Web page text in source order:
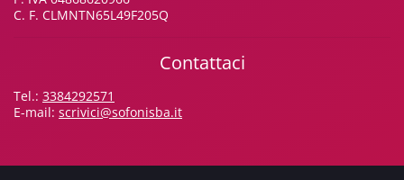
C. F. CLMNTN65L49F205Q
Contattaci
Tel.: 3384292571
E-mail: scrivici@sofonisba.it